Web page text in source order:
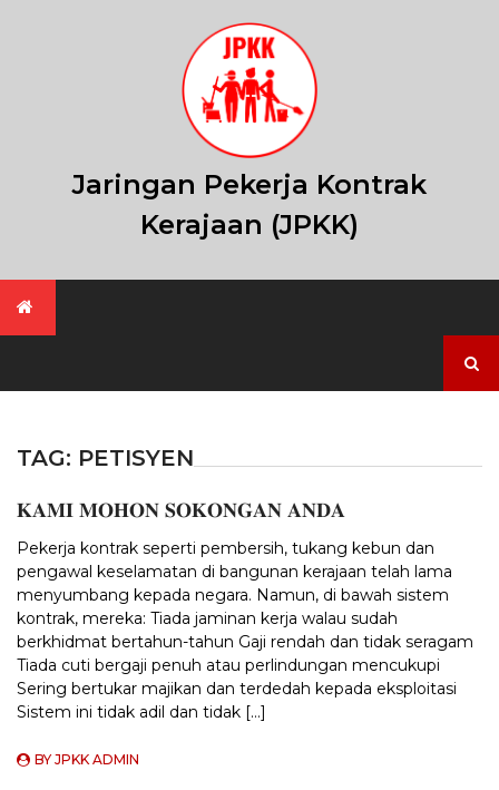
Jaringan Pekerja Kontrak
Kerajaan (JPKK)
for:
TAG: PETISYEN
𝐊𝐀𝐌𝐈 𝐌𝐎𝐇𝐎𝐍 𝐒𝐎𝐊𝐎𝐍𝐆𝐀𝐍 𝐀𝐍𝐃𝐀
Pekerja kontrak seperti pembersih, tukang kebun dan
pengawal keselamatan di bangunan kerajaan telah lama
menyumbang kepada negara. Namun, di bawah sistem
kontrak, mereka: Tiada jaminan kerja walau sudah
berkhidmat bertahun-tahun Gaji rendah dan tidak seragam
Tiada cuti bergaji penuh atau perlindungan mencukupi
Sering bertukar majikan dan terdedah kepada eksploitasi
Sistem ini tidak adil dan tidak […]
BYJPKK ADMIN